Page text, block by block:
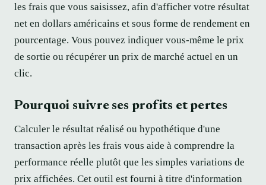
les frais que vous saisissez, afin d'afficher votre résultat
net en dollars américains et sous forme de rendement en
pourcentage. Vous pouvez indiquer vous-même le prix
de sortie ou récupérer un prix de marché actuel en un
clic.
Pourquoi suivre ses profits et pertes
Calculer le résultat réalisé ou hypothétique d'une
transaction après les frais vous aide à comprendre la
performance réelle plutôt que les simples variations de
prix affichées. Cet outil est fourni à titre d'information